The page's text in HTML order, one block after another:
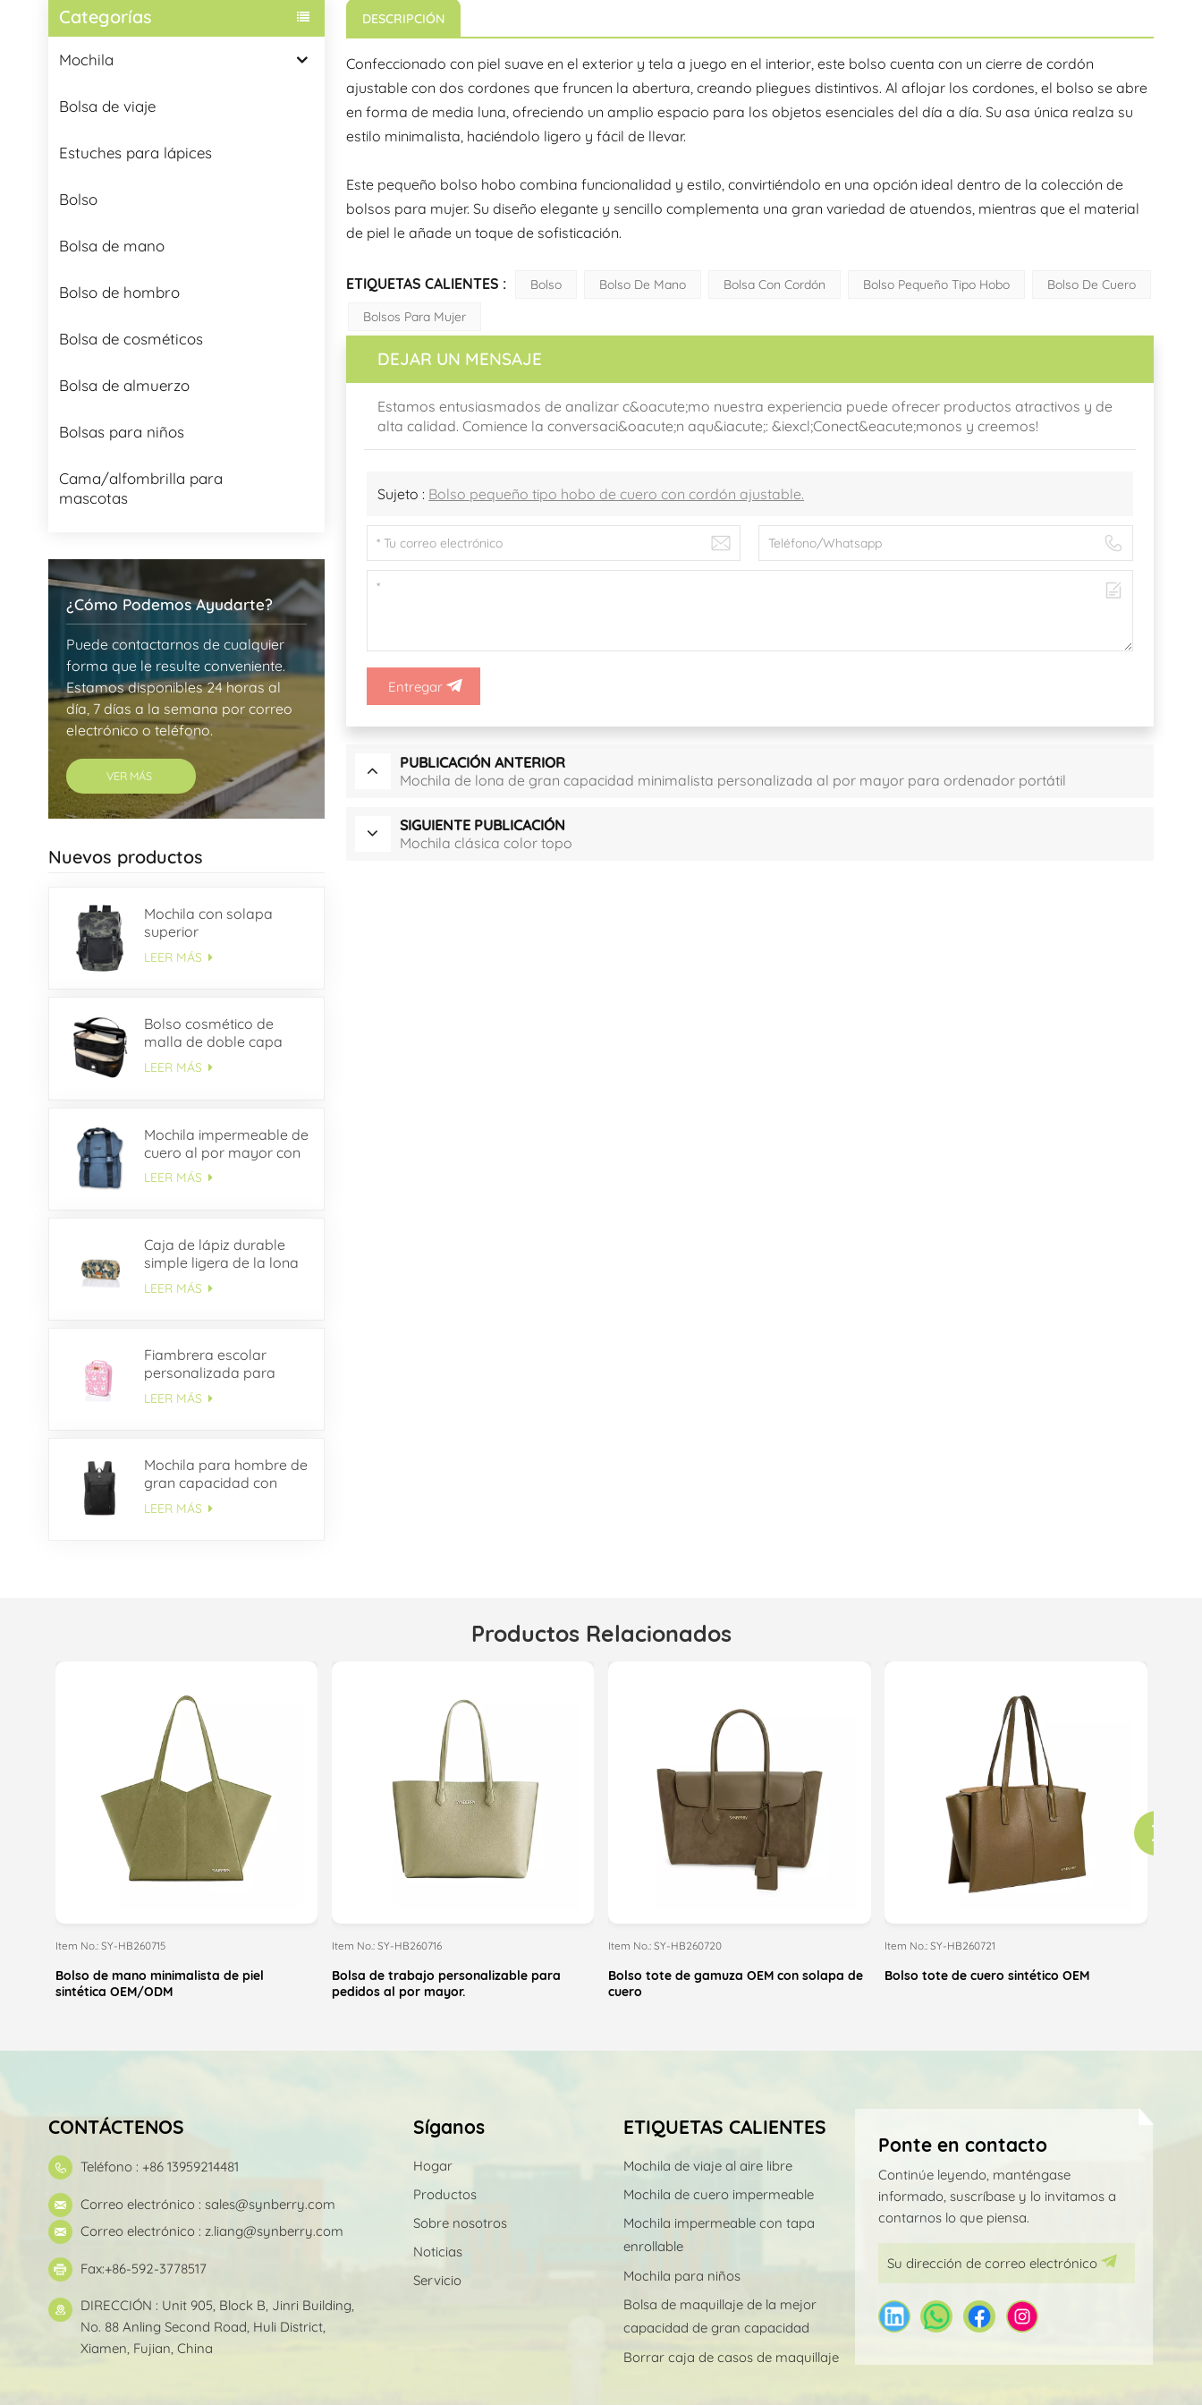
Categorías
Mochila
Bolsa de viaje
Estuches para lápices
Bolso
Bolsa de mano
Bolso de hombro
Bolsa de cosméticos
Bolsa de almuerzo
Bolsas para niños
Cama/alfombrilla para
mascotas
¿Cómo Podemos Ayudarte?
Puede contactarnos de cualquier
forma que le resulte conveniente.
Estamos disponibles 24 horas al
día, 7 días a la semana por correo
electrónico o teléfono.
VER MÁS
Nuevos productos
Mochila con solapa
superior
LEER MÁS
Bolso cosmético de
malla de doble capa
LEER MÁS
Mochila impermeable de
cuero al por mayor con
solapa con hebilla
LEER MÁS
Caja de lápiz durable
simple ligera de la lona
del estudiante del ODM
LEER MÁS
Fiambrera escolar
personalizada para
niños
LEER MÁS
Mochila para hombre de
gran capacidad con
múltiples bolsillos OEM
LEER MÁS
DESCRIPCIÓN
Confeccionado con piel suave en el exterior y tela a juego en el interior, este bolso cuenta con un cierre de cordón
ajustable con dos cordones que fruncen la abertura, creando pliegues distintivos. Al aflojar los cordones, el bolso se abre
en forma de media luna, ofreciendo un amplio espacio para los objetos esenciales del día a día. Su asa única realza su
estilo minimalista, haciéndolo ligero y fácil de llevar.
Este pequeño bolso hobo combina funcionalidad y estilo, convirtiéndolo en una opción ideal dentro de la colección de
bolsos para mujer. Su diseño elegante y sencillo complementa una gran variedad de atuendos, mientras que el material
de piel le añade un toque de sofisticación.
ETIQUETAS CALIENTES : Bolso Bolso De Mano Bolsa Con Cordón Bolso Pequeño Tipo Hobo
Bolso De Cuero
Bolsos Para Mujer
DEJAR UN MENSAJE
Estamos entusiasmados de analizar c&oacute;mo nuestra experiencia puede ofrecer productos atractivos y de
alta calidad. Comience la conversaci&oacute;n aqu&iacute;: &iexcl;Conect&eacute;monos y creemos!
Sujeto : Bolso pequeño tipo hobo de cuero con cordón ajustable.
Entregar
PUBLICACIÓN ANTERIOR
Mochila de lona de gran capacidad minimalista personalizada al por mayor para ordenador portátil
SIGUIENTE PUBLICACIÓN
Mochila clásica color topo
Productos Relacionados
Item No.: SY-HB260715
Bolso de mano minimalista de piel
sintética OEM/ODM
Item No.: SY-HB260716
Bolsa de trabajo personalizable para
pedidos al por mayor.
Item No.: SY-HB260720
Bolso tote de gamuza OEM con solapa de
cuero
Item No.: SY-HB260721
Bolso tote de cuero sintético OEM
CONTÁCTENOS
Teléfono : +86 13959214481
Correo electrónico : sales@synberry.com
Correo electrónico : z.liang@synberry.com
Fax:+86-592-3778517
DIRECCIÓN : Unit 905, Block B, Jinri Building,
No. 88 Anling Second Road, Huli District,
Xiamen, Fujian, China
Síganos
Hogar
Productos
Sobre nosotros
Noticias
Servicio
ETIQUETAS CALIENTES
Mochila de viaje al aire libre
Mochila de cuero impermeable
Mochila impermeable con tapa
enrollable
Mochila para niños
Bolsa de maquillaje de la mejor
capacidad de gran capacidad
Borrar caja de casos de maquillaje
Ponte en contacto
Continúe leyendo, manténgase
informado, suscríbase y lo invitamos a
contarnos lo que piensa.